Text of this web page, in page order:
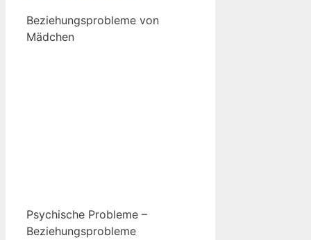
Beziehungsprobleme von
Mädchen
Psychische Probleme –
Beziehungsprobleme